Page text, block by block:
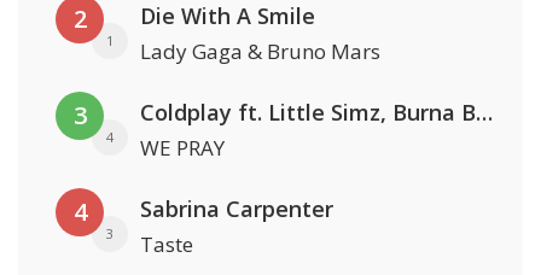
2
1
Die With A Smile
Lady Gaga & Bruno Mars
3
4
Coldplay ft. Little Simz, Burna Boy, Elyanna & Tini
WE PRAY
4
3
Sabrina Carpenter
Taste